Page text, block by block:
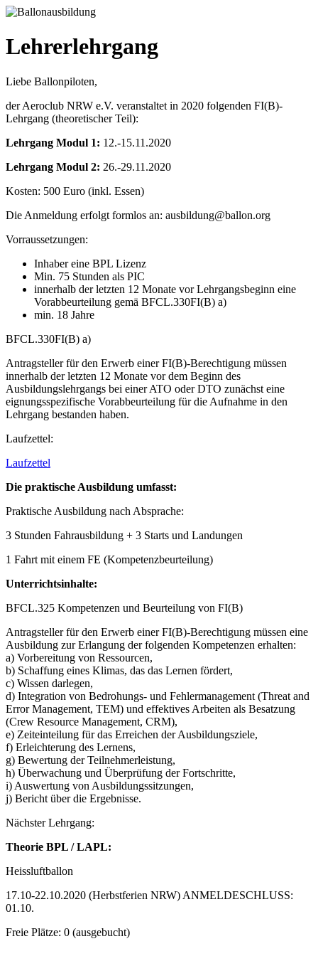
Lehrerlehrgang
Liebe Ballonpiloten,
der Aeroclub NRW e.V. veranstaltet in 2020 folgenden FI(B)-
Lehrgang (theoretischer Teil):
Lehrgang Modul 1: 12.-15.11.2020
Lehrgang Modul 2: 26.-29.11.2020
Kosten: 500 Euro (inkl. Essen)
Die Anmeldung erfolgt formlos an: ausbildung@ballon.org
Vorraussetzungen:
Inhaber eine BPL Lizenz
Min. 75 Stunden als PIC
innerhalb der letzten 12 Monate vor Lehrgangsbeginn eine
Vorabbeurteilung gemä BFCL.330FI(B) a)
min. 18 Jahre
BFCL.330FI(B) a)
Antragsteller für den Erwerb einer FI(B)-Berechtigung müssen
innerhalb der letzten 12 Monate vor dem Beginn des
Ausbildungslehrgangs bei einer ATO oder DTO zunächst eine
eignungsspezifische Vorabbeurteilung für die Aufnahme in den
Lehrgang bestanden haben.
Laufzettel:
Laufzettel
Die praktische Ausbildung umfasst:
Praktische Ausbildung nach Absprache:
3 Stunden Fahrausbildung + 3 Starts und Landungen
1 Fahrt mit einem FE (Kompetenzbeurteilung)
Unterrichtsinhalte:
BFCL.325 Kompetenzen und Beurteilung von FI(B)
Antragsteller für den Erwerb einer FI(B)-Berechtigung müssen eine
Ausbildung zur Erlangung der folgenden Kompetenzen erhalten:
a) Vorbereitung von Ressourcen,
b) Schaffung eines Klimas, das das Lernen fördert,
c) Wissen darlegen,
d) Integration von Bedrohungs- und Fehlermanagement (Threat and
Error Management, TEM) und effektives Arbeiten als Besatzung
(Crew Resource Management, CRM),
e) Zeiteinteilung für das Erreichen der Ausbildungsziele,
f) Erleichterung des Lernens,
g) Bewertung der Teilnehmerleistung,
h) Überwachung und Überprüfung der Fortschritte,
i) Auswertung von Ausbildungssitzungen,
j) Bericht über die Ergebnisse.
Nächster Lehrgang:
Theorie BPL / LAPL:
Heissluftballon
17.10-22.10.2020 (Herbstferien NRW) ANMELDESCHLUSS:
01.10.
Freie Plätze: 0 (ausgebucht)